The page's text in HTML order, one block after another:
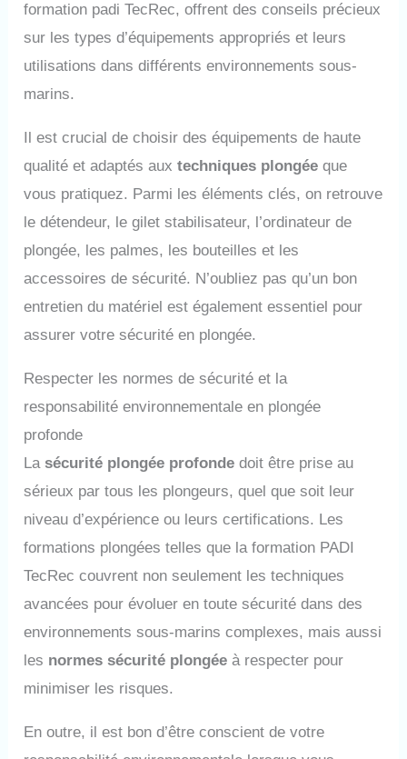
formation padi TecRec, offrent des conseils précieux
sur les types d’équipements appropriés et leurs
utilisations dans différents environnements sous-
marins.
Il est crucial de choisir des équipements de haute
qualité et adaptés auxtechniques plongée que
vous pratiquez. Parmi les éléments clés, on retrouve
le détendeur, le gilet stabilisateur, l’ordinateur de
plongée, les palmes, les bouteilles et les
accessoires de sécurité. N’oubliez pas qu’un bon
entretien du matériel est également essentiel pour
assurer votre sécurité en plongée.
Respecter les normes de sécurité et la
responsabilité environnementale en plongée
profonde
Lasécurité plongée profonde doit être prise au
sérieux par tous les plongeurs, quel que soit leur
niveau d’expérience ou leurs certifications. Les
formations plongées telles que la formation PADI
TecRec couvrent non seulement les techniques
avancées pour évoluer en toute sécurité dans des
environnements sous-marins complexes, mais aussi
les normes sécurité plongée à respecter pour
minimiser les risques.
En outre, il est bon d’être conscient de votre